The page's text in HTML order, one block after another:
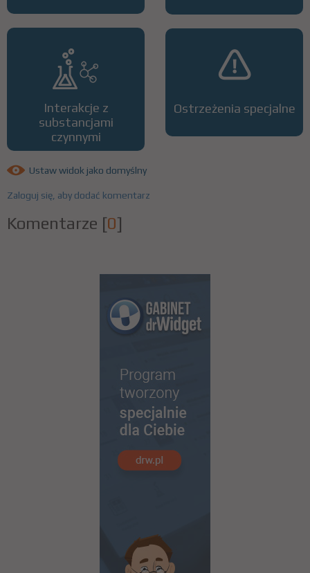
Interakcje z
substancjami
czynnymi
Ostrzeżenia specjalne
Ustaw widok jako domyślny
Zaloguj się, aby dodać komentarz
Komentarze [0]